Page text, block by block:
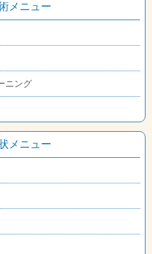
メニュー
ニング
メニュー